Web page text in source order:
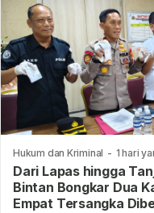
Hukum dan Kriminal - 1 hari
Dari Lapas hingga
Bintan Bongkar Dua
Empat Tersangka